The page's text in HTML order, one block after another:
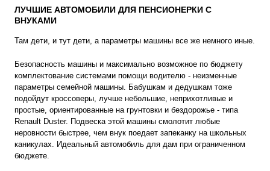
ЛУЧШИЕ АВТОМОБИЛИ ДЛЯ ПЕНСИОНЕРКИ С
ВНУКАМИ
Там дети, и тут дети, а параметры машины все же немного иные.
Безопасность машины и максимально возможное по бюджету
комплектование системами помощи водителю - неизменные
параметры семейной машины. Бабушкам и дедушкам тоже
подойдут кроссоверы, лучше небольшие, неприхотливые и
простые, ориентированные на грунтовки и бездорожье - типа
Renault Duster. Подвеска этой машины смолотит любые
неровности быстрее, чем внук поедает запеканку на школьных
каникулах. Идеальный автомобиль для дам при ограниченном
бюджете.